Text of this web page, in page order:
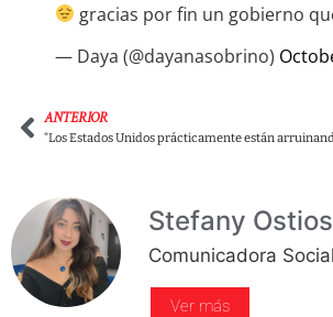
gracias por fin un gobierno
— Daya (@dayanasobrino)
ANTERIOR
Stefany Ostios
Comunicadora
Ver más